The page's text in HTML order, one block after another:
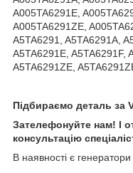
A005TA6291E,
A005TA6291ZE,
A5TA6291, A5TA6291A,
A5TA6291E, A5TA6291F,
A5TA6291ZE,
Підбираємо деталь за
Зателефонуйте нам! І
консультацію
В наявності є